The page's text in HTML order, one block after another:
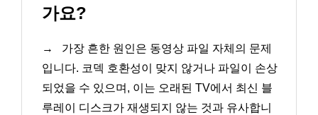
가요?
→
가장 흔한 원인은 동영상 파일 자체의 문제
입니다. 코덱 호환성이 맞지 않거나 파일이 손상
되었을 수 있으며, 이는 오래된 TV에서 최신 블
루레이 디스크가 재생되지 않는 것과 유사합니